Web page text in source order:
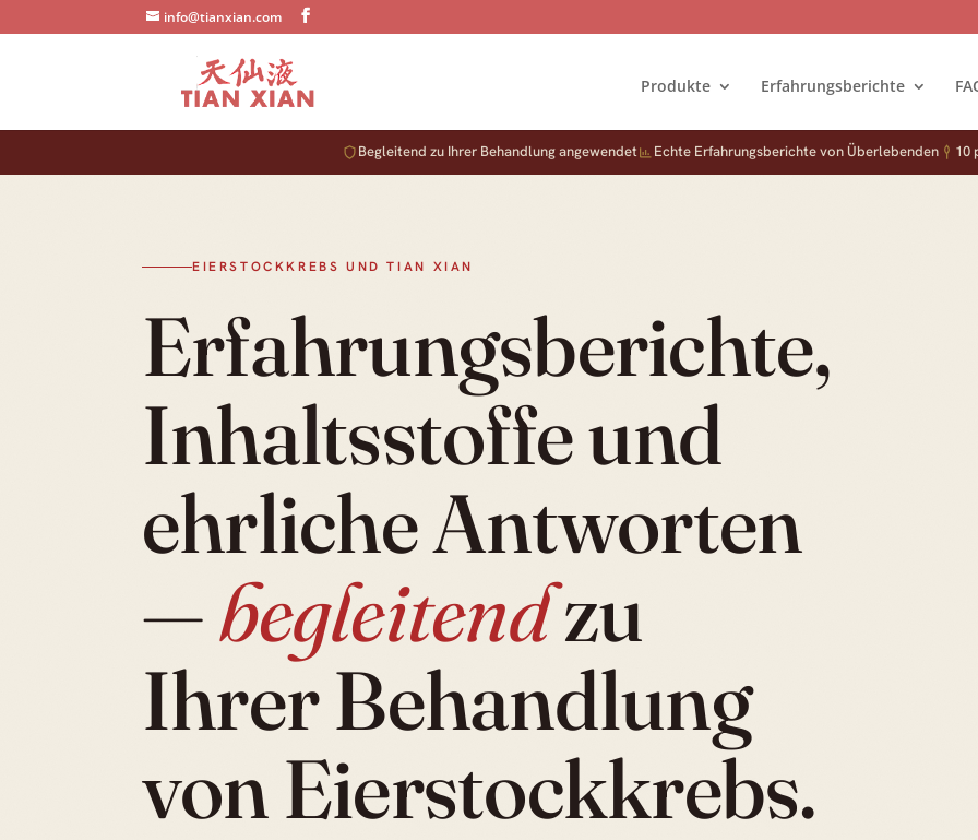
info@tianxian.com
Produkte Erfahrungsberichte
Begleitend zu Ihrer Behandlung angewendet Echte Erfahrungsberichte von Überlebenden 10
EIERSTOCKKREBS UND TIAN XIAN
Erfahrungsberichte,
Inhaltsstoffe und
ehrliche Antworten
—begleitendzu
Ihrer Behandlung
von Eierstockkrebs.